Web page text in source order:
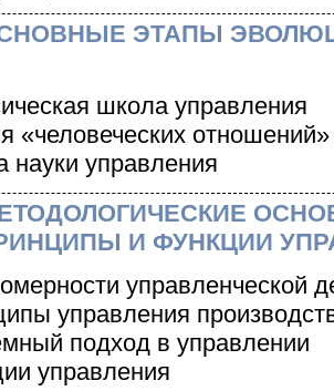
ЭТАПЫ
школа управления
«человеческих отношений»
науки управления
И ФУНКЦИИ
управленческой
управления
подход в управлении
управления